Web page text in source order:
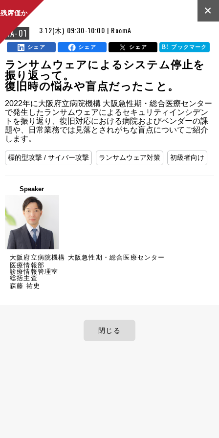
FA-01 3.12(木) 09:30-10:00 | RoomA
×
シェア シェア シェア ブックマーク
残席僅か
ランサムウェアによるシステム停止を
振り返って。
復旧時の悩みや盲点だったこと。
2022年に大阪府立病院機構 大阪急性期・総合医療センター
で発生したランサムウェアによるセキュリティインシデン
トを振り返り、復旧対応における病院およびベンダーの課
題や、日常業務では見落とされがちな盲点についてご紹介
します。
標的型攻撃 / サイバー攻撃 ランサムウェア対策 初級者向け
Speaker
大阪府立病院機構 大阪急性期・総合医療センター
医療情報部
診療情報管理室
総括主査
森藤 祐史
閉じる